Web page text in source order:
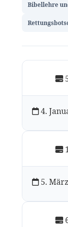
Bibellehre
4.
5.